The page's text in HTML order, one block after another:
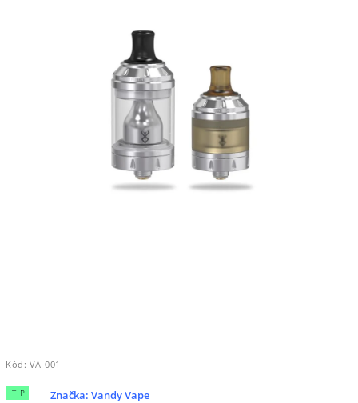
Kód: VA-001
TIP Značka: Vandy Vape